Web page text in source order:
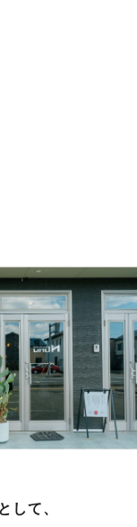
して、